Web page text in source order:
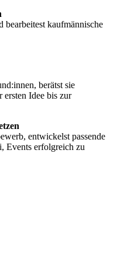
bearbeitest kaufmännische
berätst sie
ersten Idee bis zur
entwickelst passende
Events erfolgreich zu